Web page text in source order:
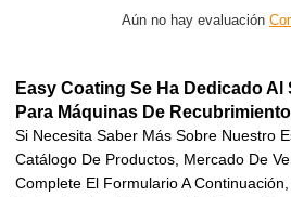
Aún no hay evaluación
Easy Coating Se Ha Dedicado
Para Máquinas De
Si Necesita Saber Más Sobre Nuestro
Catálogo De Productos, Mercado De
Complete El Formulario A